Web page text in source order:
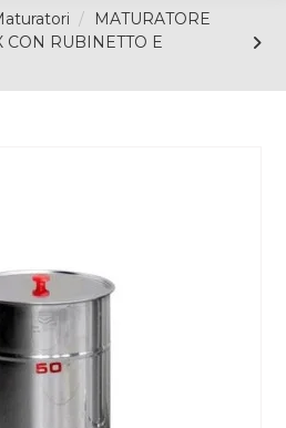
MATURATORE
CON RUBINETTO E